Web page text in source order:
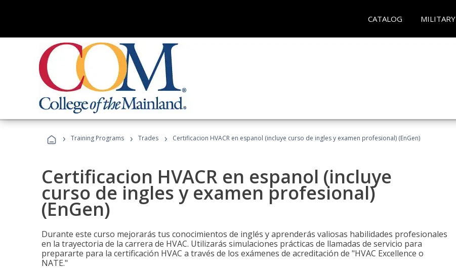
CATALOG MILITARY
› Training Programs › Trades › Certificacion HVACR en espanol (incluye curso de ingles y examen profesional) (EnGen)
Certificacion HVACR en espanol (incluye
curso de ingles y examen profesional)
(EnGen)
Durante este curso mejorarás tus conocimientos de inglés y aprenderás valiosas habilidades profesionales
en la trayectoria de la carrera de HVAC. Utilizarás simulaciones prácticas de llamadas de servicio para
prepararte para la certificación HVAC a través de los exámenes de acreditación de "HVAC Excellence o
NATE."